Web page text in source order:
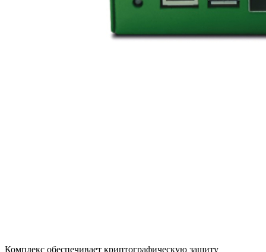
Комплекс обеспечивает криптографическую защиту